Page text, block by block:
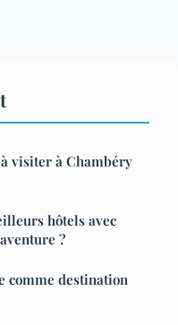
visiter à Chambéry
hôtels avec
?
comme destination